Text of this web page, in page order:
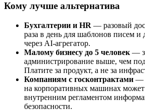
Кому лучше альтернатива
Бухгалтерии и HR — разовый
раза в день для шаблонов писем
через AI-агрегатор.
Малому бизнесу до 5 человек —
администрирование выше, чем
Платите за продукт, а не за
Компаниям с госконтрактами —
на корпоративных машинах
внутренним регламентом
безопасности.